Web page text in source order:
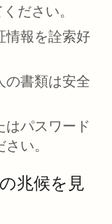
ださい。
情報を詮索好
の書類は安全
はパスワード
い。
兆候を見